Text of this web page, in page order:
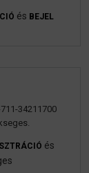
és BEJEL
34211700
és